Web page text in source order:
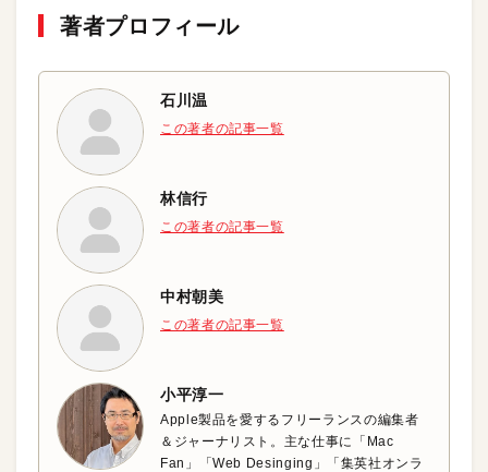
著者プロフィール
石川温
この著者の記事一覧
林信行
この著者の記事一覧
中村朝美
この著者の記事一覧
小平淳一
Apple製品を愛するフリーランスの編集者
＆ジャーナリスト。主な仕事に「Mac
Fan」「Web Desinging」「集英社オンラ